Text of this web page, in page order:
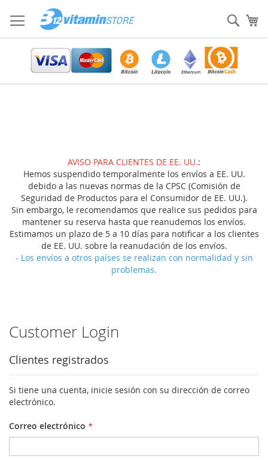
al
contenido
AVISO PARA CLIENTES DE EE. UU.:
Hemos suspendido temporalmente los envíos a EE. UU.
debido a las nuevas normas de la CPSC (Comisión de
Seguridad de Productos para el Consumidor de EE. UU.).
Sin embargo, le recomendamos que realice sus pedidos para
mantener su reserva hasta que reanudemos los envíos.
Estimamos un plazo de 5 a 10 días para notificar a los clientes
de EE. UU. sobre la reanudación de los envíos.
- Los envíos a otros países se realizan con normalidad y sin
problemas.
Customer Login
Clientes registrados
Si tiene una cuenta, inicie sesión con su dirección de correo
electrónico.
Correo electrónico